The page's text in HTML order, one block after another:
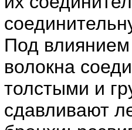
Под
волокна
толстыми и
сдавливают